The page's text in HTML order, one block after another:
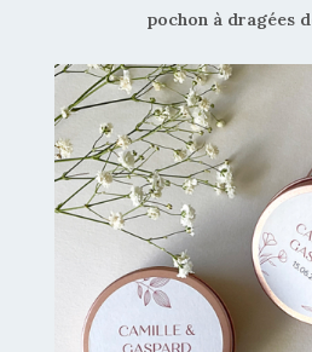
pochon à dragées